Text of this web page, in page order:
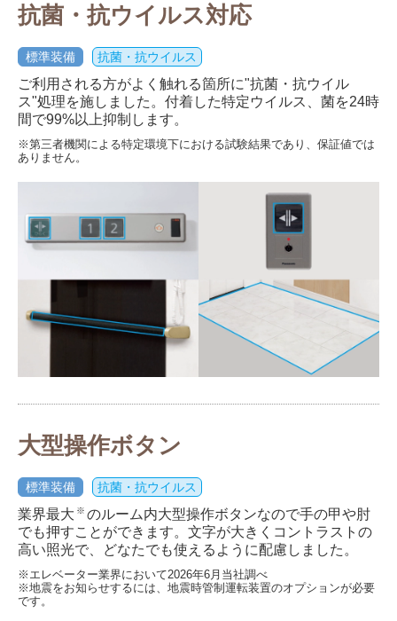
抗菌・抗ウイルス対応
標準装備 抗菌・抗ウイルス
ご利用される方がよく触れる箇所に"抗菌・抗ウイル
ス"処理を施しました。付着した特定ウイルス、菌を24時
間で99%以上抑制します。
※第三者機関による特定環境下における試験結果であり、保証値では
ありません。
大型操作ボタン
標準装備 抗菌・抗ウイルス
業界最大 ※ のルーム内大型操作ボタンなので手の甲や肘
でも押すことができます。文字が大きくコントラストの
高い照光で、どなたでも使えるように配慮しました。
※エレベーター業界において2026年6月当社調べ
※地震をお知らせするには、地震時管制運転装置のオプションが必要
です。